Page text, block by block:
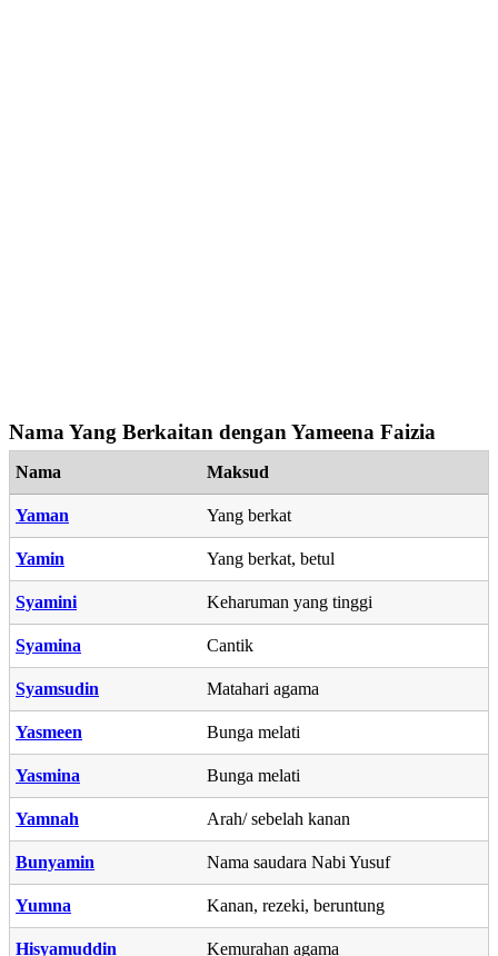
Nama Yang Berkaitan dengan Yameena Faizia
Nama Maksud
Yaman Yang berkat
Yamin Yang berkat, betul
Syamini Keharuman yang tinggi
Syamina Cantik
Syamsudin Matahari agama
Yasmeen Bunga melati
Yasmina Bunga melati
Yamnah Arah/ sebelah kanan
Bunyamin Nama saudara Nabi Yusuf
Yumna Kanan, rezeki, beruntung
Hisyamuddin Kemurahan agama